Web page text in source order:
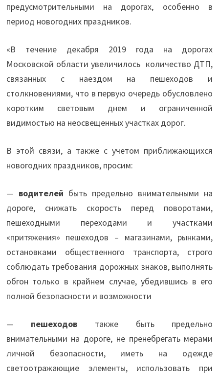
предусмотрительными на дорогах, особенно в
период новогодних праздников.
«В течение декабря 2019 года на дорогах
Московской области увеличилось количество ДТП,
связанных с наездом на пешеходов и
столкновениями, что в первую очередь обусловлено
коротким световым днем и ограниченной
видимостью на неосвещенных участках дорог.
В этой связи, а также с учетом приближающихся
новогодних праздников, просим:
— водителей быть предельно внимательными на
дороге, снижать скорость перед поворотами,
пешеходными переходами и участками
«притяжения» пешеходов – магазинами, рынками,
остановками общественного транспорта, строго
соблюдать требования дорожных знаков, выполнять
обгон только в крайнем случае, убедившись в его
полной безопасности и возможности
— пешеходов также быть предельно
внимательными на дороге, не пренебрегать мерами
личной безопасности, иметь на одежде
светоотражающие элементы, использовать при